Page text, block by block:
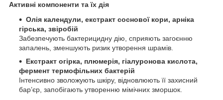
Активні компоненти та їх дія
Олія календули, екстракт соснової кори, арніка
гірська, звіробій
Забезпечують бактерицидну дію, сприяють загоєнню
запалень, зменшують ризик утворення шрамів.
Екстракт огірка, плюмерія, гіалуронова кислота,
фермент термофільних бактерій
Інтенсивно зволожують шкіру, відновлюють її захисний
бар’єр, запобігають утворенню мімічних зморшок.